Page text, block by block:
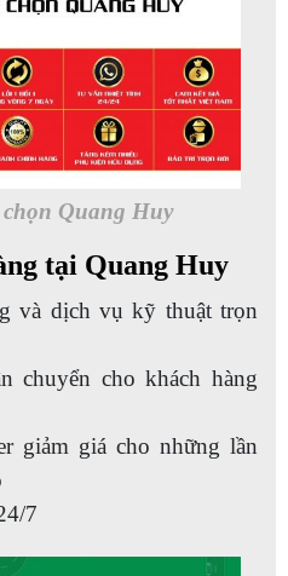
Quang Huy
tại Quang Huy
và dịch vụ kỹ thuật trọn
chuyển cho khách hàng
giảm giá cho những lần
7